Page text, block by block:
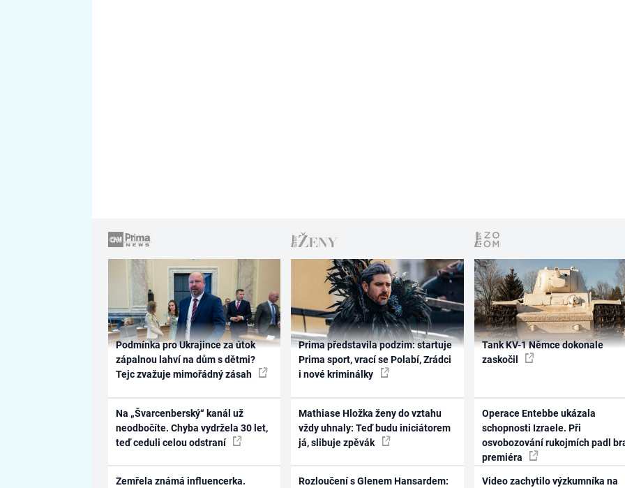
Podmínka pro Ukrajince za útok
zápalnou lahví na dům s dětmi?
Tejc zvažuje mimořádný zásah
Na „Švarcenberský“ kanál už
neodbočíte. Chyba vydržela 30 let,
teď ceduli celou odstraní
Zemřela známá influencerka.
Prima představila podzim: startuje
Prima sport, vrací se Polabí, Zrádci
i nové kriminálky
Mathiase Hložka ženy do vztahu
vždy uhnaly: Teď budu iniciátorem
já, slibuje zpěvák
Rozloučení s Glenem Hansardem:
Tank KV-1 Němce dokonale
zaskočil
Operace Entebbe ukázala
schopnosti Izraele. Při
osvobozování rukojmích padl
premiéra
Video zachytilo výzkumníka na